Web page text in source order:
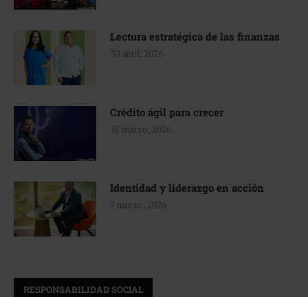
Lectura estratégica de las finanzas
30 abril, 2026
Crédito ágil para crecer
31 marzo, 2026
Identidad y liderazgo en acción
7 marzo, 2026
RESPONSABILIDAD SOCIAL